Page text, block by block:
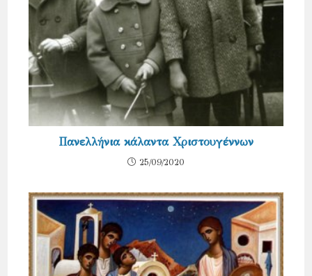
Πανελλήνια κάλαντα Χριστουγέννων
25/09/2020